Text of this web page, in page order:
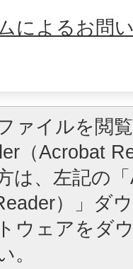
によるお問
ァイルを閲
（Acrobat
は、左記の
）」ダ
ウェアをダ
。